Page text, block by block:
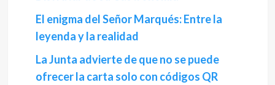
El enigma del Señor Marqués: Entre la
leyenda y la realidad
La Junta advierte de que no se puede
ofrecer la carta solo con códigos QR